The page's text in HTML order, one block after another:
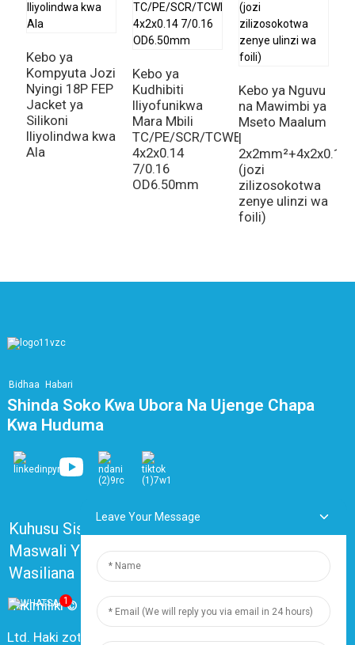
Kebo ya
Kompyuta Jozi
Nyingi 18P FEP
Jacket ya
Silikoni
Iliyolindwa kwa
Ala
Kebo ya
Kudhibiti
Iliyofunikwa
Mara Mbili
TC/PE/SCR/TCWB/LSZH
4x2x0.14
7/0.16
OD6.50mm
Kebo ya Nguvu
na Mawimbi ya
Mseto Maalum
|
(jozi
zilizosokotwa
zenye ulinzi wa
foili)
Bidhaa Habari
Shinda Soko Kwa Ubora Na Ujenge Chapa
Kwa Huduma
Kuhusu Sisi
Maswali Yanayoulizwa Mara kwa Mara
Wasiliana Nasi
Hakimiliki © 2024 Shanghai Dingzun Electric & Cable Co.,
Ltd. Haki zote zimehifadhiwa
1
Leave Your Message